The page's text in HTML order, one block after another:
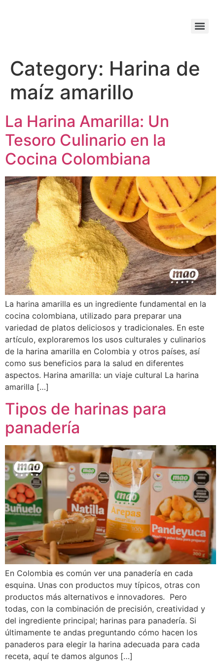
Category: Harina de
maíz amarillo
La Harina Amarilla: Un
Tesoro Culinario en la
Cocina Colombiana
La harina amarilla es un ingrediente fundamental en la
cocina colombiana, utilizado para preparar una
variedad de platos deliciosos y tradicionales. En este
artículo, exploraremos los usos culturales y culinarios
de la harina amarilla en Colombia y otros países, así
como sus beneficios para la salud en diferentes
aspectos. Harina amarilla: un viaje cultural La harina
amarilla […]
Tipos de harinas para
panadería
En Colombia es común ver una panadería en cada
esquina. Unas con productos muy típicos, otras con
productos más alternativos e innovadores. Pero
todas, con la combinación de precisión, creatividad y
del ingrediente principal; harinas para panadería. Si
últimamente te andas preguntando cómo hacen los
panaderos para elegir la harina adecuada para cada
receta, aquí te damos algunos […]